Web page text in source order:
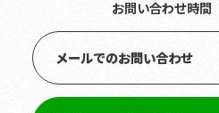
お問い合わせ時間
メールでのお問い合わせ